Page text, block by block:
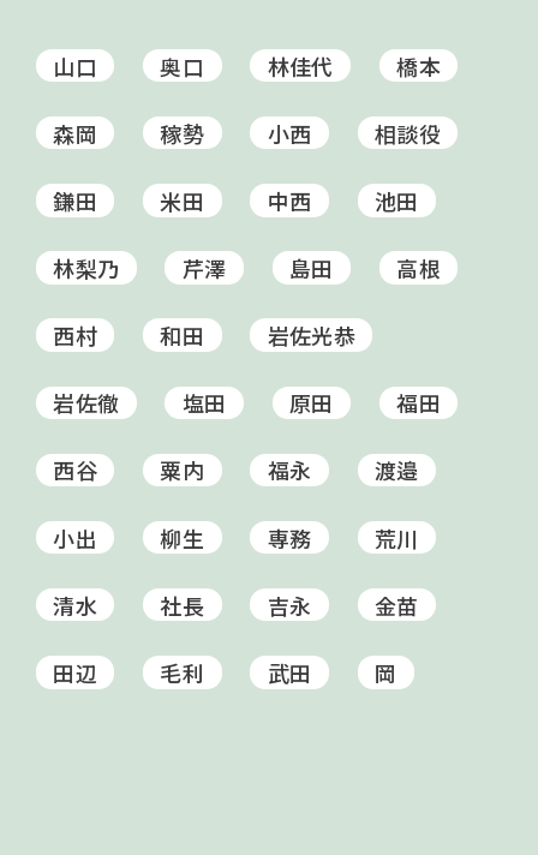
山口 奥口 林佳代 橋本
森岡 稼勢 小西 相談役
鎌田 米田 中西 池田
林梨乃 芹澤 島田 高根
西村 和田 岩佐光恭
岩佐徹 塩田 原田 福田
西谷 粟内 福永 渡邉
小出 柳生 専務 荒川
清水 社長 吉永 金苗
田辺 毛利 武田 岡